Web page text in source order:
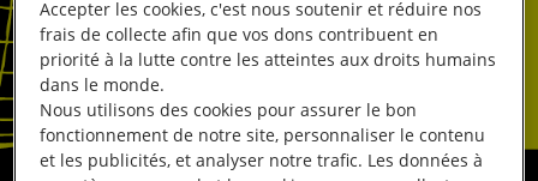
Accepter les cookies, c'est nous soutenir et réduire nos
frais de collecte afin que vos dons contribuent en
priorité à la lutte contre les atteintes aux droits humains
dans le monde.
Nous utilisons des cookies pour assurer le bon
fonctionnement de notre site, personnaliser le contenu
et les publicités, et analyser notre trafic. Les données à